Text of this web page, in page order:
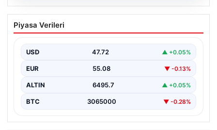
05.08.2026
CANLI | Fenerbahçe – Sturm Graz Canlı
Maç Anlatımı
Piyasa Verileri
USD 47.72 ▲ +0.05%
EUR 55.08 ▼ -0.13%
ALTIN 6495.7 ▲ +0.05%
BTC 3065000 ▼ -0.28%